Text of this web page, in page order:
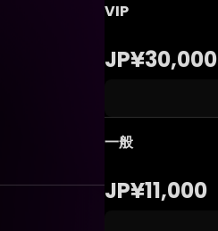
VIP
JP¥30,000
一般
JP¥11,000